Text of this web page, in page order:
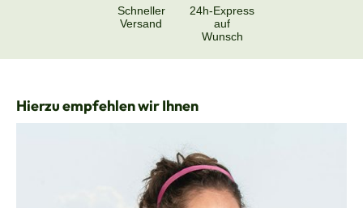
Schneller
Versand
24h-Express
auf
Wunsch
Produktgalerie überspringen
Hierzu empfehlen wir Ihnen